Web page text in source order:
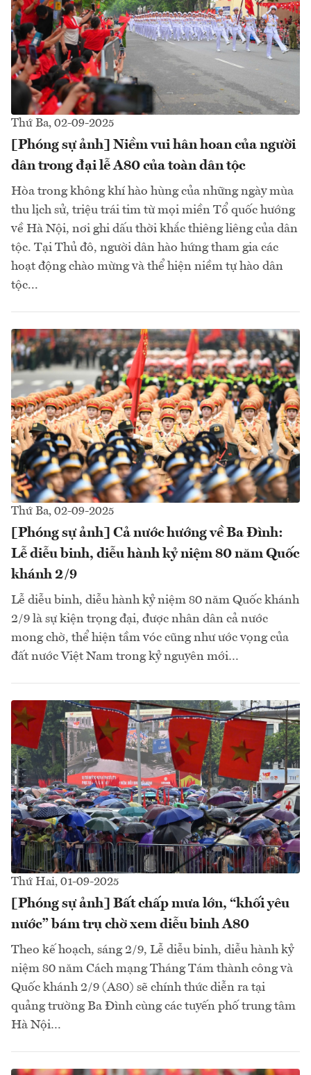
Thứ Ba, 02-09-2025
[Phóng sự ảnh] Niềm vui hân hoan của người
dân trong đại lễ A80 của toàn dân tộc
Hòa trong không khí hào hùng của những ngày mùa
thu lịch sử, triệu trái tim từ mọi miền Tổ quốc hướng
về Hà Nội, nơi ghi dấu thời khắc thiêng liêng của dân
tộc. Tại Thủ đô, người dân hào hứng tham gia các
hoạt động chào mừng và thể hiện niềm tự hào dân
tộc...
Thứ Ba, 02-09-2025
[Phóng sự ảnh] Cả nước hướng về Ba Đình:
Lễ diễu binh, diễu hành kỷ niệm 80 năm Quốc
khánh 2/9
Lễ diễu binh, diễu hành kỷ niệm 80 năm Quốc khánh
2/9 là sự kiện trọng đại, được nhân dân cả nước
mong chờ, thể hiện tầm vóc cũng như ước vọng của
đất nước Việt Nam trong kỷ nguyên mới…
Thứ Hai, 01-09-2025
[Phóng sự ảnh] Bất chấp mưa lớn, “khối yêu
nước” bám trụ chờ xem diễu binh A80
Theo kế hoạch, sáng 2/9, Lễ diễu binh, diễu hành kỷ
niệm 80 năm Cách mạng Tháng Tám thành công và
Quốc khánh 2/9 (A80) sẽ chính thức diễn ra tại
quảng trường Ba Đình cùng các tuyến phố trung tâm
Hà Nội…